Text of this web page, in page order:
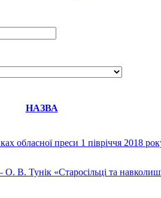
НАЗВА
обласної преси 1 півріччя 2018
В. Тунік «Старосільці та